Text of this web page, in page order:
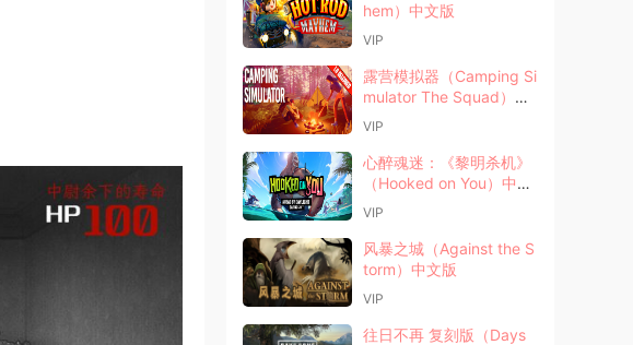
hem）中文版
VIP
露营模拟器（Camping Si
mulator The Squad）中
文版
VIP
心醉魂迷：《黎明杀机》
（Hooked on You）中文
版
VIP
风暴之城（Against the S
torm）中文版
VIP
往日不再 复刻版（Days